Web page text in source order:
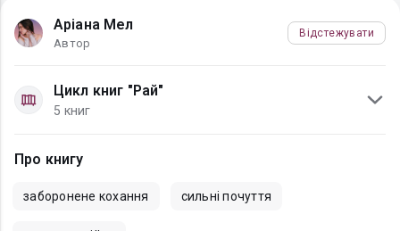
Аріана Мел
Автор
Відстежувати
Цикл книг "Рай"
5 книг
Про книгу
заборонене кохання сильні почуття